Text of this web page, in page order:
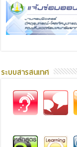
ระบบสารสนเทศ